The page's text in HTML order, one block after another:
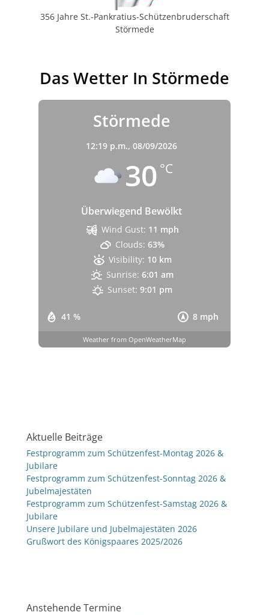
356 Jahre St.-Pankratius-Schützenbruderschaft
Störmede
Das Wetter In Störmede
Störmede
12:19 p.m., 08/09/2026
30 °C
Überwiegend Bewölkt
41 % 8 mph
Wind Gust: 11 mph
Clouds: 63%
Visibility: 10 km
Sunrise: 6:01 am
Sunset: 9:01 pm
Weather from OpenWeatherMap
Aktuelle Beiträge
Festprogramm zum Schützenfest-Montag 2026 &
Jubilare
Festprogramm zum Schützenfest-Sonntag 2026 &
Jubelmajestäten
Festprogramm zum Schützenfest-Samstag 2026 &
Jubilare
Unsere Jubilare und Jubelmajestäten 2026
Grußwort des Königspaares 2025/2026
Anstehende Termine